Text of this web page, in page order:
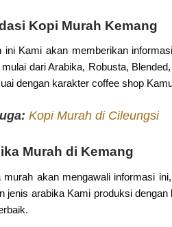
Kopi Murah Kemang
ini Kami akan memberikan
dari Arabika, Robusta,
dengan karakter coffee shop
Kopi Murah di Cileungsi
Murah di Kemang
murah akan mengawali informasi
jenis arabika Kami produksi